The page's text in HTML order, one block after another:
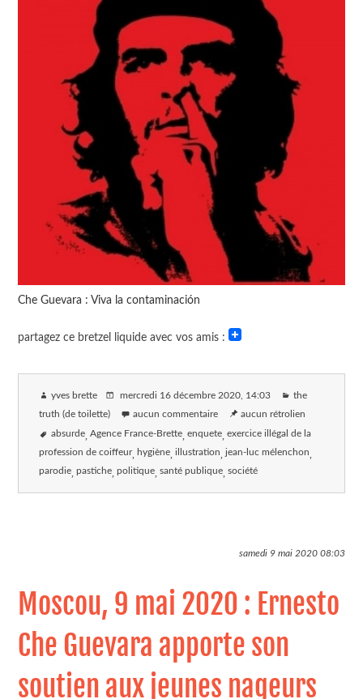
Che Guevara : Viva la contaminación
partagez ce bretzel liquide avec vos amis :
yves brette mercredi 16 décembre 2020 , 14:03 the
truth (de toilette) aucun commentaire aucun rétrolien
absurde Agence France-Brette enquete exercice illégal de la
profession de coiffeur hygiène illustration jean-luc mélenchon
parodie pastiche politique santé publique société
samedi 9 mai 202008:03
Moscou, 9 mai 2020 : Ernesto
Che Guevara apporte son
soutien aux jeunes nageurs